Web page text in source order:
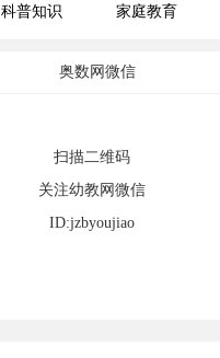
科普知识 家庭教育
奥数网微信
扫描二维码
关注幼教网微信
ID:jzbyoujiao